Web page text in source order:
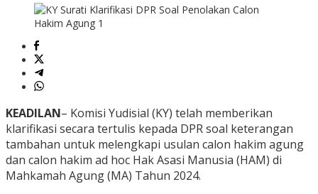
KEADILAN– Komisi Yudisial (KY) telah memberikan
klarifikasi secara tertulis kepada DPR soal keterangan
tambahan untuk melengkapi usulan calon hakim agung
dan calon hakim ad hoc Hak Asasi Manusia (HAM) di
Mahkamah Agung (MA) Tahun 2024.